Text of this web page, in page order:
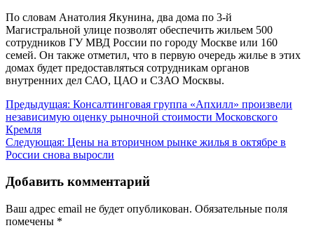
По словам Анатолия Якунина, два дома по 3-й
Магистральной улице позволят обеспечить жильем 500
сотрудников ГУ МВД России по городу Москве или 160
семей. Он также отметил, что в первую очередь жилье в этих
домах будет предоставляться сотрудникам органов
внутренних дел САО, ЦАО и СЗАО Москвы.
Навигация
по
записям
Предыдущая: Консалтинговая группа «Апхилл» произвели
независимую оценку рыночной стоимости Московского
Кремля
Следующая: Цены на вторичном рынке жилья в октябре в
России снова выросли
Добавить комментарий
Ваш адрес email не будет опубликован. Обязательные поля
помечены *